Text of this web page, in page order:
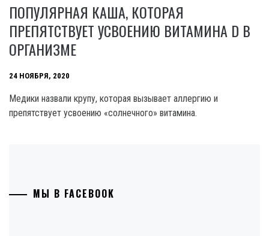
ПОПУЛЯРНАЯ КАША, КОТОРАЯ
ПРЕПЯТСТВУЕТ УСВОЕНИЮ ВИТАМИНА D В
ОРГАНИЗМЕ
24 НОЯБРЯ, 2020
Медики назвали крупу, которая вызывает аллергию и
препятствует усвоению «солнечного» витамина.
МЫ В FACEBOOK